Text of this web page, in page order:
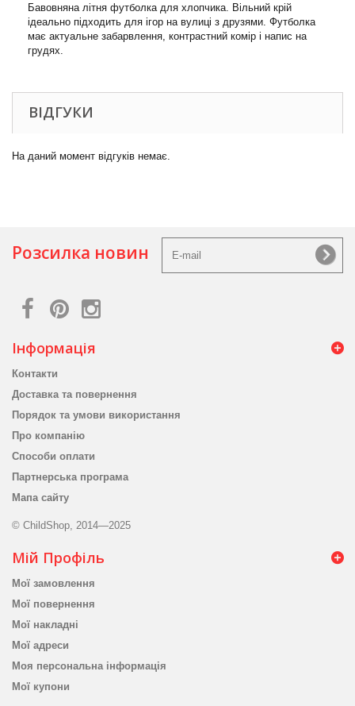
Бавовняна літня футболка для хлопчика. Вільний крій
ідеально підходить для ігор на вулиці з друзями. Футболка
має актуальне забарвлення, контрастний комір і напис на
грудях.
ВІДГУКИ
На даний момент відгуків немає.
Розсилка новин
Інформація
Контакти
Доставка та повернення
Порядок та умови використання
Про компанію
Способи оплати
Партнерська програма
Мапа сайту
© ChildShop, 2014—2025
Мій Профіль
Мої замовлення
Мої повернення
Мої накладні
Мої адреси
Моя персональна інформація
Мої купони